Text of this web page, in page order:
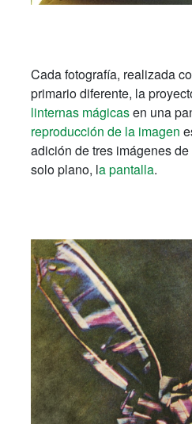
Cada fotografía, realizada
primario diferente, la
linternas mágicasen una
reproducción de la imagen
adición de tres imágenes
solo plano, la pantalla.